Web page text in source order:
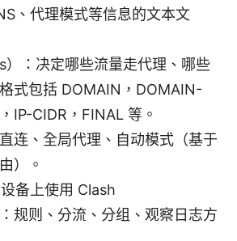
、代理模式等信息的文本文
）：决定哪些流量走代理、哪些
式包括 DOMAIN，DOMAIN-
IP-CIDR，FINAL 等。
连、全局代理、自动模式（基于
）。
备上使用 Clash
规则、分流、分组、观察日志方